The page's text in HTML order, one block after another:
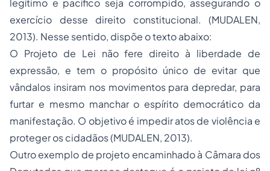
legítimo e pacífico seja corrompido, assegurando o
exercício desse direito constitucional. (MUDALEN,
2013). Nesse sentido, dispõe o texto abaixo:
O Projeto de Lei não fere direito à liberdade de
expressão, e tem o propósito único de evitar que
vândalos insiram nos movimentos para depredar, para
furtar e mesmo manchar o espírito democrático da
manifestação. O objetivo é impedir atos de violência e
proteger os cidadãos (MUDALEN, 2013).
Outro exemplo de projeto encaminhado à Câmara dos